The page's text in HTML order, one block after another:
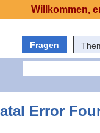
Fragen
Error
Willkommen,